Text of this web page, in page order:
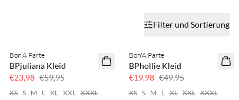
Filter und Sortierung
SAVE20
60 % Rabatt
Bon'A Parte
BPjuliana Kleid
€23,98 €59,95
XS S M L XL XXL XXXL
SAVE20
Bon'A Parte
BPhollie Kleid
€19,98 €49,95
XS S M L XL XXL XXXL